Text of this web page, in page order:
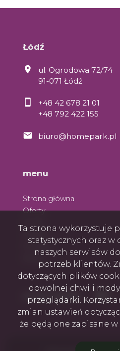
Łódź
ul. Ogrodowa 72/74
91-071 Łódź
+48 42 678 21 01
+48 792 422 155
biuro@homepark.pl
menu
Strona główna
Oferty
Kontakt
social media
Ta strona wykorzystuje
statystycznych oraz w
naszych serwisów
potrzeb klientów.
dotyczących plików
dowolnej chwili
przeglądarki.
zmian ustawień
że będą one zapisane